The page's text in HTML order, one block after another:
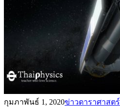
กุมภาพันธ์ 1, 2020ข่าวดาราศาสตร์